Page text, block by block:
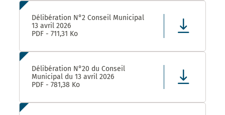
Délibération N°2 Conseil Municipal
13 avril 2026
PDF - 711,31 Ko
Délibération N°20 du Conseil
Municipal du 13 avril 2026
PDF - 781,38 Ko